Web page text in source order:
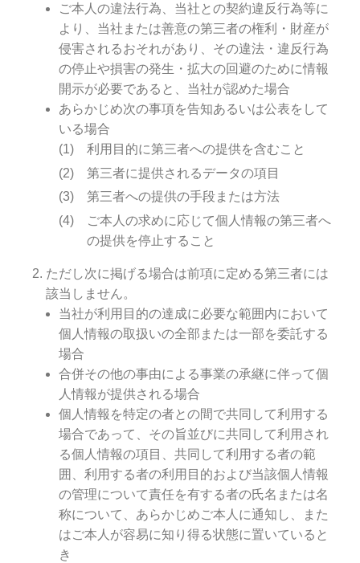
ご本人の違法行為、当社との契約違反行為等に
より、当社または善意の第三者の権利・財産が
侵害されるおそれがあり、その違法・違反行為
の停止や損害の発生・拡大の回避のために情報
開示が必要であると、当社が認めた場合
あらかじめ次の事項を告知あるいは公表をして
いる場合
利用目的に第三者への提供を含むこと
第三者に提供されるデータの項目
第三者への提供の手段または方法
ご本人の求めに応じて個人情報の第三者へ
の提供を停止すること
ただし次に掲げる場合は前項に定める第三者には
該当しません。
当社が利用目的の達成に必要な範囲内において
個人情報の取扱いの全部または一部を委託する
場合
合併その他の事由による事業の承継に伴って個
人情報が提供される場合
個人情報を特定の者との間で共同して利用する
場合であって、その旨並びに共同して利用され
る個人情報の項目、共同して利用する者の範
囲、利用する者の利用目的および当該個人情報
の管理について責任を有する者の氏名または名
称について、あらかじめご本人に通知し、また
はご本人が容易に知り得る状態に置いていると
き